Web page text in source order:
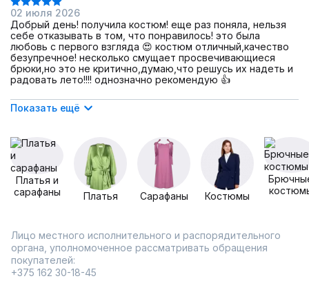
02 июля 2026
Добрый день! получила костюм! еще раз поняла, нельзя
себе отказывать в том, что понравилось! это была
любовь с первого взгляда 😍 костюм отличный,качество
безупречное! несколько смущает просвечивающиеся
брюки,но это не критично,думаю,что решусь их надеть и
радовать лето!!!! однозначно рекомендую 👍
Показать ещё
Платья и
сарафаны
Платья Сарафаны Костюмы
Лицо местного исполнительного и распорядительного
органа, уполномоченное рассматривать обращения
покупателей:
+375 162 30-18-45